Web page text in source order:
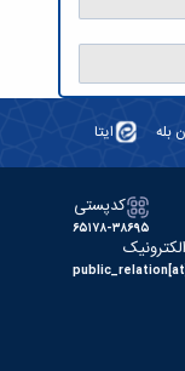
بله ایتا
کدپستی
۶۵۱۷۸-۳۸۶۹۵